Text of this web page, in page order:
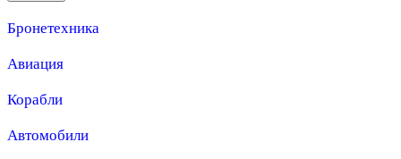
Бронетехника
Авиация
Корабли
Автомобили